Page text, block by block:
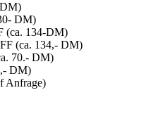
DM)
(ca. 134-DM)
(ca. 134,- DM)
70.- DM)
DM)
Anfrage)